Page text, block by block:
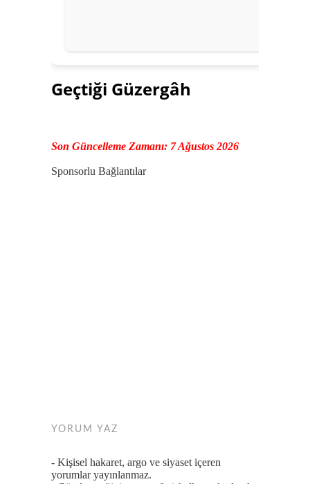
Geçtiği Güzergâh
Son Güncelleme Zamanı: 7 Ağustos 2026
Sponsorlu Bağlantılar
YORUM YAZ
- Kişisel hakaret, argo ve siyaset içeren
yorumlar yayınlanmaz.